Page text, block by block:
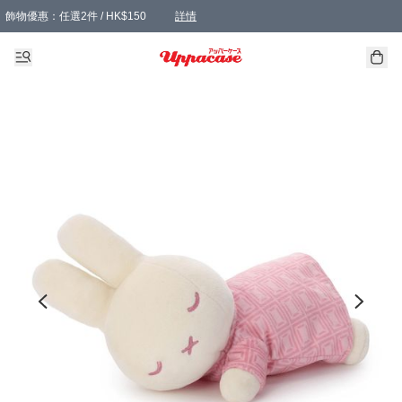
飾物優惠：任選2件 / HK$150 詳情
髮飾優惠：任選2件 / HK$100 詳情
精選襪子優惠：任選3對 / HK$115 詳情
滿額免運：本地訂單滿港幣350元可享免運費優惠